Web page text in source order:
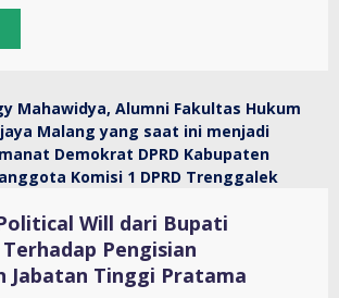
Will dari Bupati
Pengisian
Jabatan Tinggi Pratama